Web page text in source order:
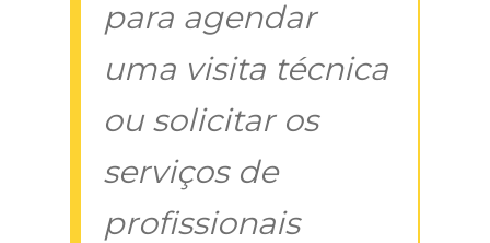
para agendar
uma visita técnica
ou solicitar os
serviços de
profissionais